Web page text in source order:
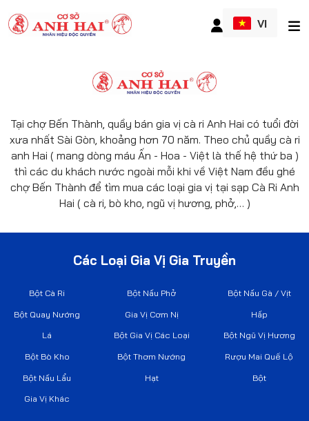
VI
Tại chợ Bến Thành, quầy bán gia vị cà ri Anh Hai có tuổi đời
xưa nhất Sài Gòn, khoảng hơn 70 năm. Theo chủ quầy cà ri
anh Hai ( mang dòng máu Ấn - Hoa - Việt là thế hệ thứ ba )
thì các du khách nước ngoài mỗi khi về Việt Nam đều ghé
chợ Bến Thành để tìm mua các loại gia vị tại sạp Cà Ri Anh
Hai ( cà ri, bò kho, ngũ vị hương, phở,… )
Các Loại Gia Vị Gia Truyền
Bột Cà Ri Bột Nấu Phở Bột Nấu Gà / Vịt
Bột Quay Nướng Gia Vị Cơm Nị Hấp
Lá Bột Gia Vị Các Loại Bột Ngũ Vị Hương
Bột Bò Kho Bột Thơm Nướng Rượu Mai Quế Lộ
Bột Nấu Lẩu Hạt Bột
Gia Vị Khác